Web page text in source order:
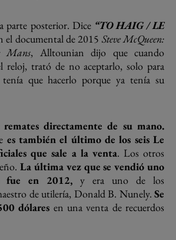
parte posterior. Dice “TO HAIG / LE
el documental de 2015 Steve McQueen:
, Alltounian dijo que cuando
reloj, trató de no aceptarlo, solo para
que hacerlo porque ya tenía su
directamente de su mano.
es también el último de los seis Le
que sale a la venta. Los otros
La última vez que se vendió uno
fue en 2012, y era uno de los
de utilería, Donald B. Nunely. Se
dólares en una venta de recuerdos